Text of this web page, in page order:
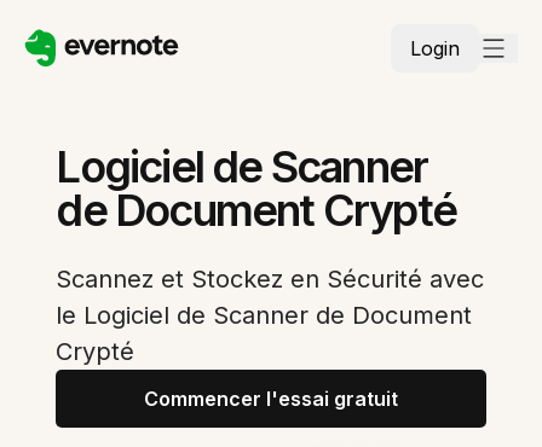
Login
Logiciel de Scanner
de Document Crypté
Scannez et Stockez en Sécurité avec
le Logiciel de Scanner de Document
Crypté
Commencer l'essai gratuit